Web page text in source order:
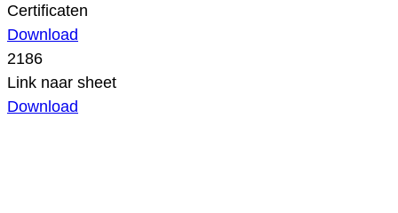
Certificaten
Download
2186
Link naar sheet
Download